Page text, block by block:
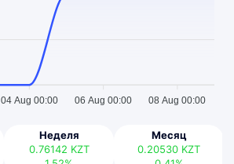
04 Aug 00:00 06 Aug 00:00 08 Aug 00:00
Неделя
0.76142 KZT
Месяц
0.20530 KZT